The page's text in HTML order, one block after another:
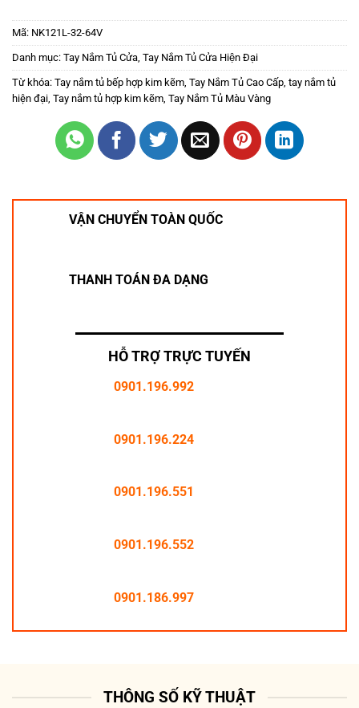
Mã: NK121L-32-64V
Danh mục: Tay Nắm Tủ Cửa, Tay Nắm Tủ Cửa Hiện Đại
Từ khóa: Tay nắm tủ bếp hợp kim kẽm, Tay Nắm Tủ Cao Cấp, tay nắm tủ
hiện đại, Tay nắm tủ hợp kim kẽm, Tay Nắm Tủ Màu Vàng
VẬN CHUYỂN TOÀN QUỐC
THANH TOÁN ĐA DẠNG
HỖ TRỢ TRỰC TUYẾN
0901.196.992
0901.196.224
0901.196.551
0901.196.552
0901.186.997
THÔNG SỐ KỸ THUẬT